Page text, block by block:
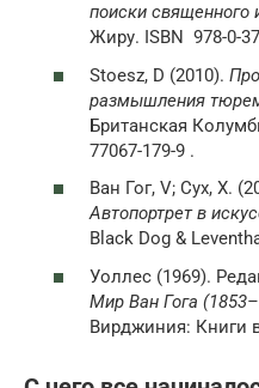
поиски священного
Жиру. ISBN 978-0-
Stoesz, D (2010).
размышления
Британская
77067-179-9 .
Ван Гог, V; Сух, Х.
Автопортрет в
Black Dog &
Уоллес (1969).
Мир Ван Гога
Вирджиния: Книги